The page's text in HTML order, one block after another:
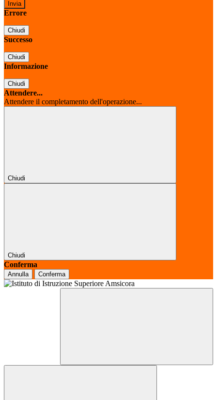
Errore
Chiudi
Successo
Chiudi
Informazione
Chiudi
Attendere...
Attendere il completamento dell'operazione...
Chiudi
Chiudi
Conferma
Annulla Conferma